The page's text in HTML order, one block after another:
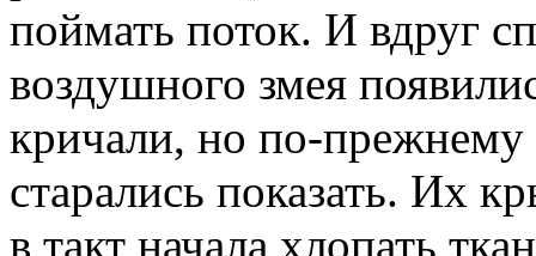
поймать поток. И вдруг
воздушного змея
кричали, но по-
старались показать. Их
в такт начала хлопать